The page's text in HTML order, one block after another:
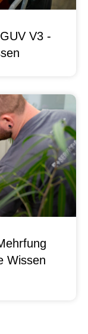
V3 -
Wissen